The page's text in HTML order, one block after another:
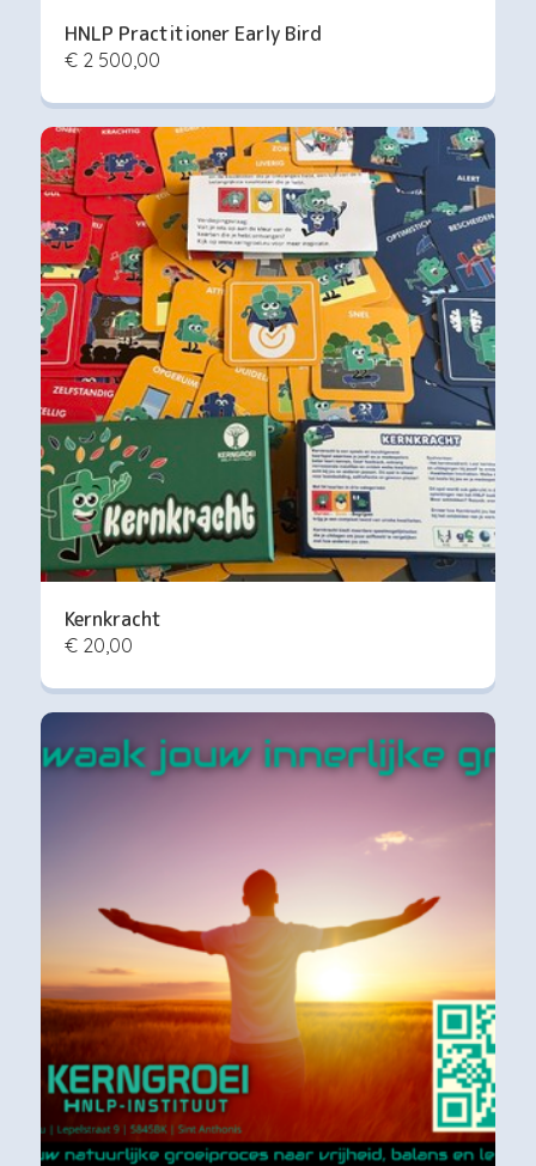
HNLP Practitioner Early Bird
€ 2 500,00
Kernkracht
€ 20,00